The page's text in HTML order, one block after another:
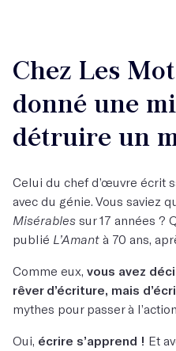
Chez Les
donné une
détruire un
Celui du chef d’œuvre écrit
avec du génie. Vous saviez
Misérables sur 17 années ?
publié L’Amant à 70 ans,
Comme eux, vous avez
rêver d’écriture, mais
mythes pour passer à
Oui, écrire s’apprend ! Et